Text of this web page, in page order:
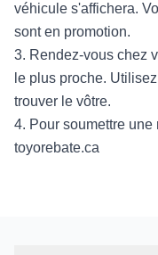
véhicule s'affichera.
sont en promotion.
3. Rendez-vous chez
le plus proche.
trouver le vôtre.
4. Pour soumettre
toyorebate.ca